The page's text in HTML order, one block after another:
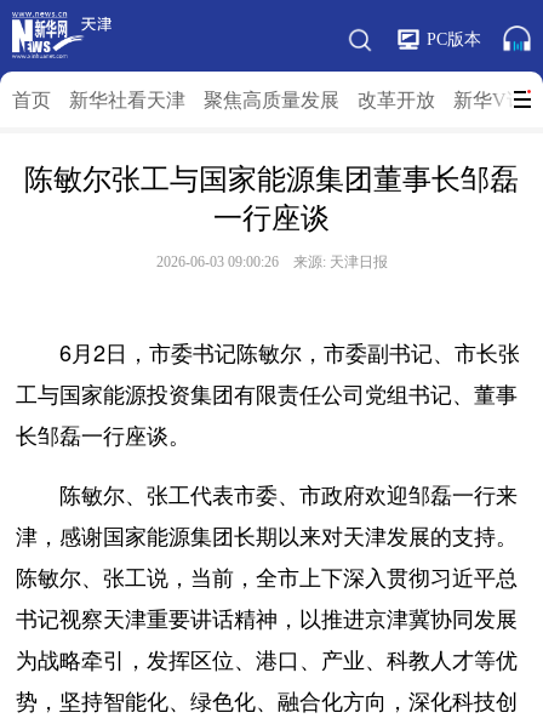
PC版本
首页 新华社看天津 聚焦高质量发展 改革开放 新华V访
陈敏尔张工与国家能源集团董事长邹磊
一行座谈
2026-06-03 09:00:26 来源: 天津日报
6月2日，市委书记陈敏尔，市委副书记、市长张
工与国家能源投资集团有限责任公司党组书记、董事
长邹磊一行座谈。
陈敏尔、张工代表市委、市政府欢迎邹磊一行来
津，感谢国家能源集团长期以来对天津发展的支持。
陈敏尔、张工说，当前，全市上下深入贯彻习近平总
书记视察天津重要讲话精神，以推进京津冀协同发展
为战略牵引，发挥区位、港口、产业、科教人才等优
势，坚持智能化、绿色化、融合化方向，深化科技创